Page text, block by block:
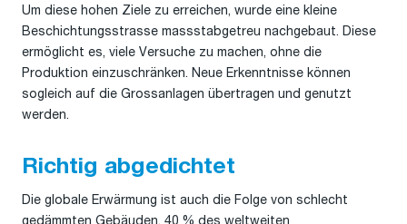
Um diese hohen Ziele zu erreichen, wurde eine kleine
Beschichtungsstrasse massstabgetreu nachgebaut. Diese
ermöglicht es, viele Versuche zu machen, ohne die
Produktion einzuschränken. Neue Erkenntnisse können
sogleich auf die Grossanlagen übertragen und genutzt
werden.
Richtig abgedichtet
Die globale Erwärmung ist auch die Folge von schlecht
gedämmten Gebäuden. 40 % des weltweiten